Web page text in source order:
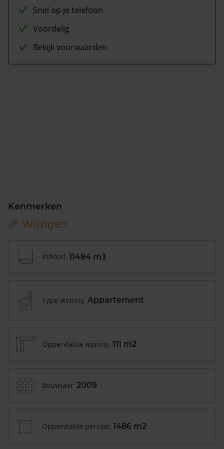
Snel op je telefoon
Voordelig
Bekijk voorwaarden
Kenmerken
Wijzigen
Inhoud 11484 m3
Type woning Appartement
Oppervlakte woning 111 m2
Bouwjaar 2009
Oppervlakte perceel 1486 m2